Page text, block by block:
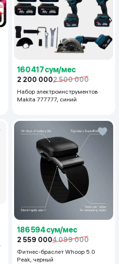
160 417 сум/мес
2 200 0002 500 000
Набор электроинструментов
Makita 777777, синий
186 594 сум/мес
2 559 0004 099 000
Фитнес-браслет Whoop 5.0
Peak, черный